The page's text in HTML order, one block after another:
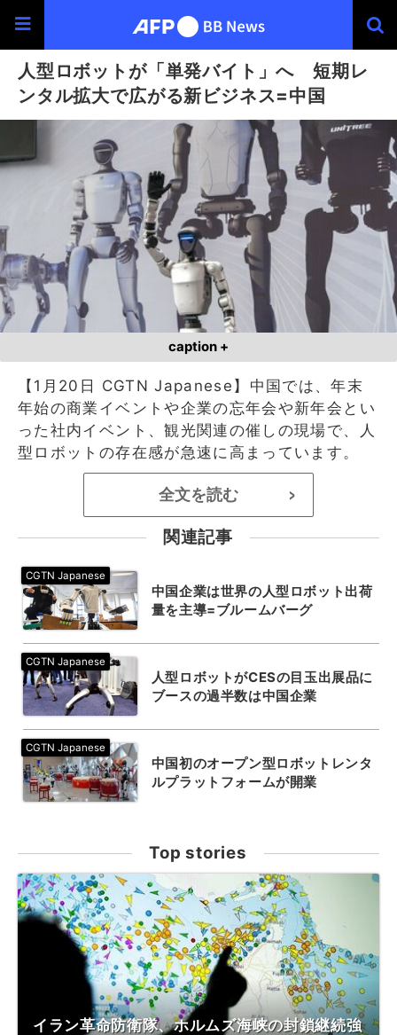
人型ロボットが「単発バイト」へ 短期レ
ンタル拡大で広がる新ビジネス=中国
caption +
【1月20日 CGTN Japanese】中国では、年末
年始の商業イベントや企業の忘年会や新年会とい
った社内イベント、観光関連の催しの現場で、人
型ロボットの存在感が急速に高まっています。
全文を読む >
関連記事
中国企業は世界の人型ロボット出荷
量を主導=ブルームバーグ
人型ロボットがCESの目玉出展品に
ブースの過半数は中国企業
中国初のオープン型ロボットレンタ
ルプラットフォームが開業
Top stories
イラン革命防衛隊、ホルムズ海峡の封鎖継続強